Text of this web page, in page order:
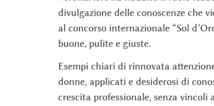
divulgazione delle conoscenze che
al concorso internazionale “Sol
buone, pulite e giuste.
Esempi chiari di rinnovata
donne, applicati e desiderosi di
crescita professionale, senza